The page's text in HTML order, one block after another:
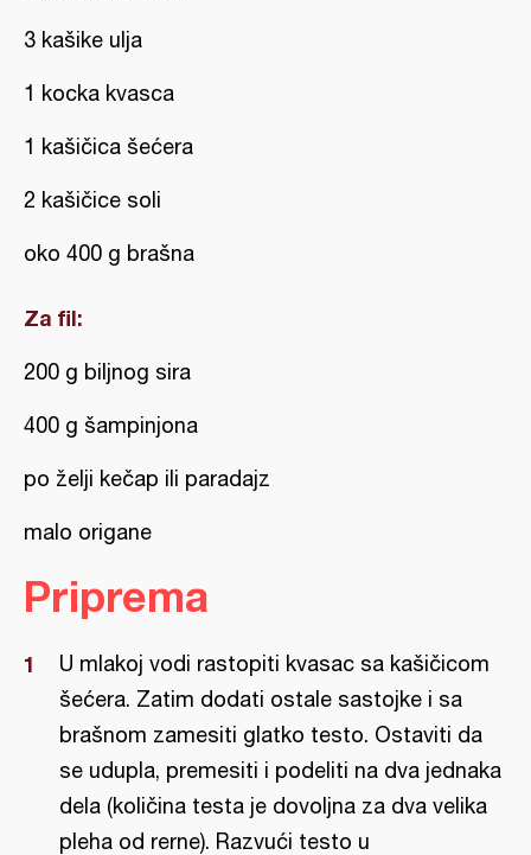
3 kašike ulja
1 kocka kvasca
1 kašičica šećera
2 kašičice soli
oko 400 g brašna
Za fil:
200 g biljnog sira
400 g šampinjona
po želji kečap ili paradajz
malo origane
Priprema
U mlakoj vodi rastopiti kvasac sa kašičicom
šećera. Zatim dodati ostale sastojke i sa
brašnom zamesiti glatko testo. Ostaviti da
se udupla, premesiti i podeliti na dva jednaka
dela (količina testa je dovoljna za dva velika
pleha od rerne). Razvući testo u